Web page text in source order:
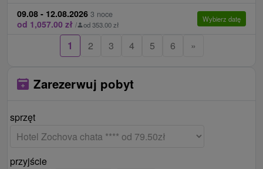
09.08 - 12.08.2026 3 noce
od 1,057.00 zł / od 353.00 zł
Wybierz datę
1 2 3 4 5 6 »
Zarezerwuj pobyt
sprzęt
przyjście